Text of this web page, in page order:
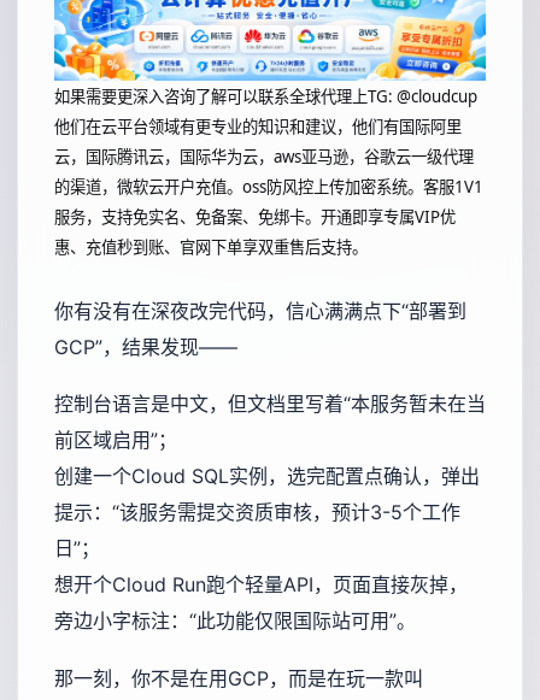
如果需要更深入咨询了解可以联系全球代理上TG: @cloudcup
他们在云平台领域有更专业的知识和建议，他们有国际阿里
云，国际腾讯云，国际华为云，aws亚马逊，谷歌云一级代理
的渠道，微软云开户充值。oss防风控上传加密系统。客服1V1
服务，支持免实名、免备案、免绑卡。开通即享专属VIP优
惠、充值秒到账、官网下单享双重售后支持。
你有没有在深夜改完代码，信心满满点下“部署到
GCP”，结果发现——
控制台语言是中文，但文档里写着“本服务暂未在当
前区域启用”；
创建一个Cloud SQL实例，选完配置点确认，弹出
提示：“该服务需提交资质审核，预计3-5个工作
日”；
想开个Cloud Run跑个轻量API，页面直接灰掉，
旁边小字标注：“此功能仅限国际站可用”。
那一刻，你不是在用GCP，而是在玩一款叫